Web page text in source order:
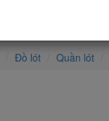
Đồ lót Quần lót